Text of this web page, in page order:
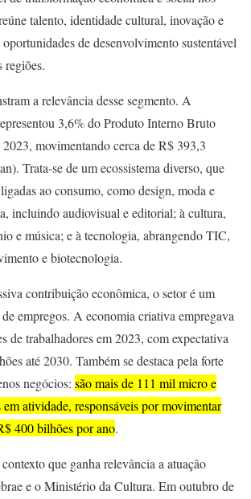
talento, identidade cultural, inovação e
de desenvolvimento sustentável
regiões.
a relevância desse segmento. A
3,6% do Produto Interno Bruto
movimentando cerca de R$ 393,3
Trata-se de um ecossistema diverso, que
ao consumo, como design, moda e
incluindo audiovisual e editorial; à cultura,
e música; e à tecnologia, abrangendo TIC,
e biotecnologia.
contribuição econômica, o setor é um
empregos. A economia criativa empregava
de trabalhadores em 2023, com expectativa
até 2030. Também se destaca pela forte
negócios: são mais de 111 mil micro e
em atividade, responsáveis por movimentar
400 bilhões por ano.
que ganha relevância a atuação
e o Ministério da Cultura. Em outubro de